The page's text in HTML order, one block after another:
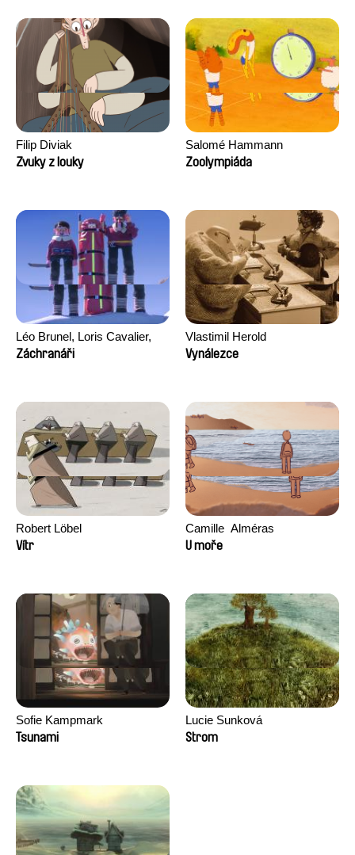
Filip Diviak
Zvuky z louky
Salomé Hammann
Zoolympiáda
Léo Brunel, Loris Cavalier,
Camille Jalabert, Oscar Malet
Záchranáři
Vlastimil Herold
Vynálezce
Robert Löbel
Vítr
Camille​ ​ ​Alméras
U moře
Sofie Kampmark
Tsunami
Lucie Sunková
Strom